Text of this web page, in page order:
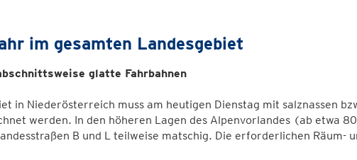
im gesamten Landesgebiet
glatte Fahrbahnen
in Niederösterreich muss am heutigen Dienstag mit salznassen
werden. In den höheren Lagen des Alpenvorlandes (ab etwa
B und L teilweise matschig. Die erforderlichen Räum-